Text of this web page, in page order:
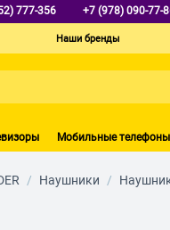
777-356 +7 (978) 090-77-
Наши бренды
Мобильные телефоны
/ Наушники /